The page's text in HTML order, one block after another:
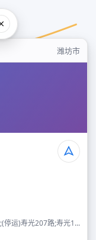
潍坊市
停运)寿光207路;寿光1...